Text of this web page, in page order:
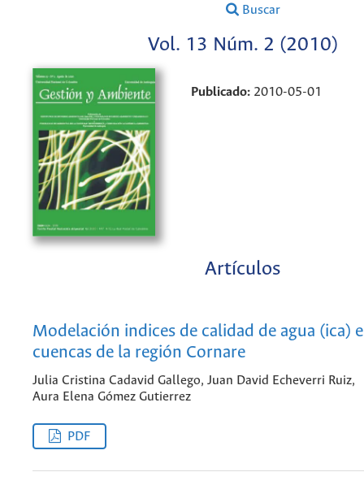
Buscar
Vol. 13 Núm. 2 (2010)
Publicado: 2010-05-01
Artículos
Modelación indices de calidad de agua (ica)
cuencas de la región Cornare
Julia Cristina Cadavid Gallego, Juan David Echeverri Ruiz,
Aura Elena Gómez Gutierrez
PDF